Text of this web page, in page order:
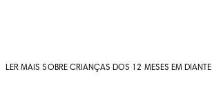
LER MAIS SOBRE CRIANÇAS DOS 12 MESES EM DIANTE